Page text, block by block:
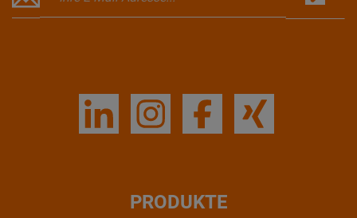
PRODUKTE